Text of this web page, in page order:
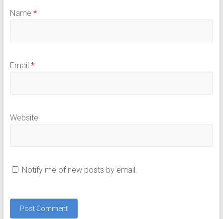
Name *
Email *
Website
Notify me of new posts by email.